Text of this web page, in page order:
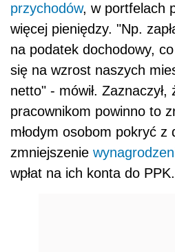
przychodów, w portfelach
więcej pieniędzy. "Np.
na podatek dochodowy,
się na wzrost naszych
netto" - mówił. Zaznaczył,
pracownikom powinno to
młodym osobom pokryć z
zmniejszenie
wpłat na ich konta do PPK.